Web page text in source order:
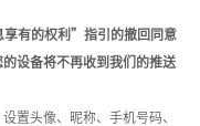
有的权利”指引的撤回同意
设备将不再收到我们的推送
置头像、昵称、手机号码、